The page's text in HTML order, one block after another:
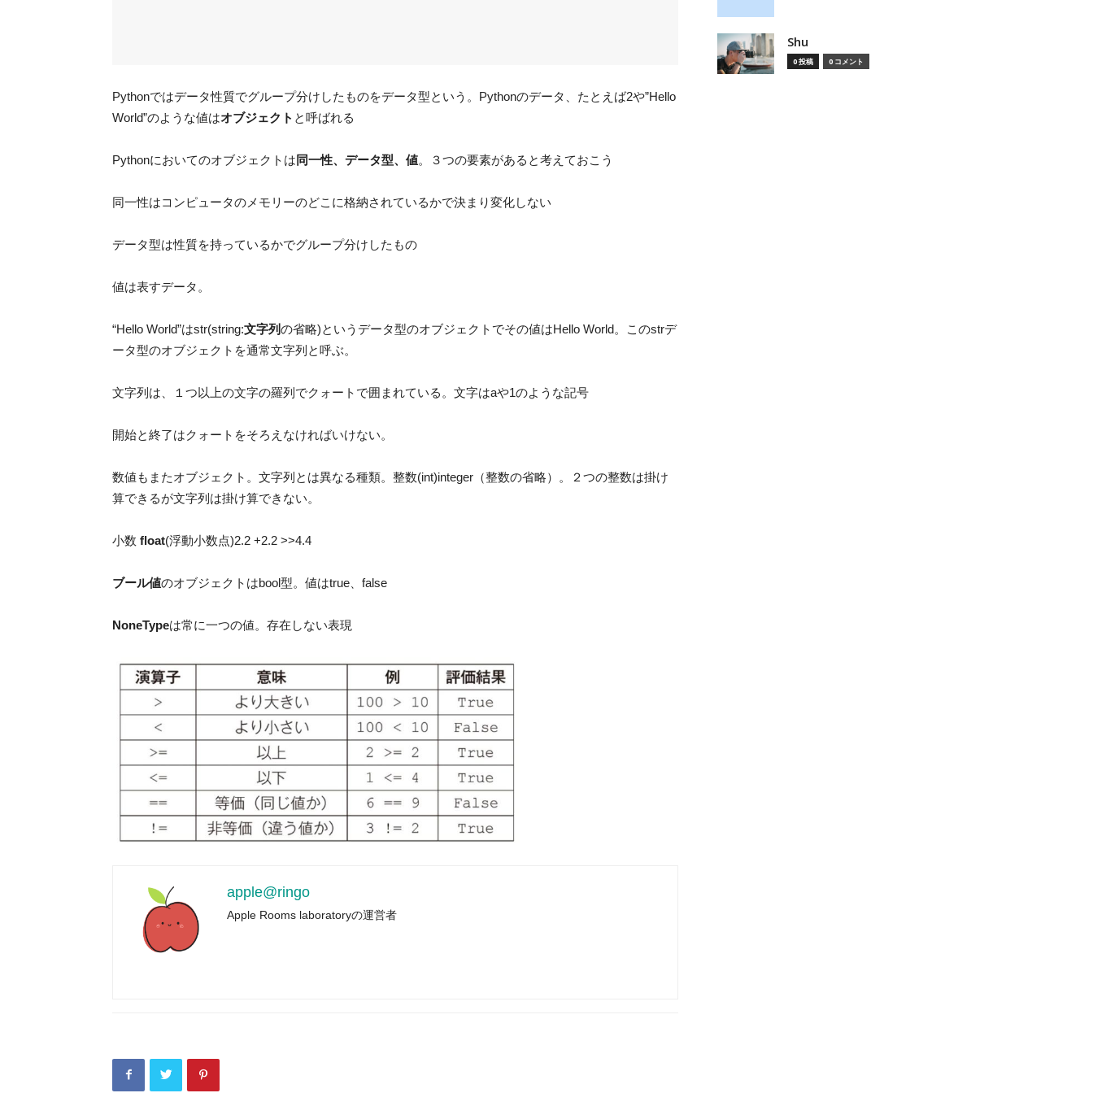
Pythonではデータ性質でグループ分けしたものをデータ型という。Pythonのデータ、たとえば2や”Hello
World”のような値はオブジェクト と呼ばれる
Pythonにおいてのオブジェクトは 同一性、データ型、値。３つの要素があると考えておこう
同一性はコンピュータのメモリーのどこに格納されているかで決まり変化しない
データ型は性質を持っているかでグループ分けしたもの
値は表すデータ。
“Hello World”はstr(string:文字列の省略)というデータ型のオブジェクトでその値はHello World。このstrデ
ータ型のオブジェクトを通常文字列と呼ぶ。
文字列は、１つ以上の文字の羅列でクォートで囲まれている。文字はaや1のような記号
開始と終了はクォートをそろえなければいけない。
数値もまたオブジェクト。文字列とは異なる種類。整数(int)integer（整数の省略）。２つの整数は掛け
算できるが文字列は掛け算できない。
小数 float(浮動小数点)2.2 +2.2 >>4.4
ブール値のオブジェクトはbool型。値はtrue、false
NoneTypeは常に一つの値。存在しない表現
apple@ringo
Apple Rooms laboratoryの運営者
Shu
0 投稿 0 コメント